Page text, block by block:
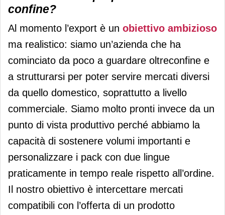
confine?
Al momento l’export è un obiettivo ambizioso
ma realistico: siamo un’azienda che ha
cominciato da poco a guardare oltreconfine e
a strutturarsi per poter servire mercati diversi
da quello domestico, soprattutto a livello
commerciale. Siamo molto pronti invece da un
punto di vista produttivo perché abbiamo la
capacità di sostenere volumi importanti e
personalizzare i pack con due lingue
praticamente in tempo reale rispetto all’ordine.
Il nostro obiettivo è intercettare mercati
compatibili con l’offerta di un prodotto